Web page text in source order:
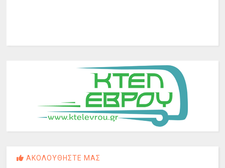
ΑΚΟΛΟΥΘΗΣΤΕ ΜΑΣ